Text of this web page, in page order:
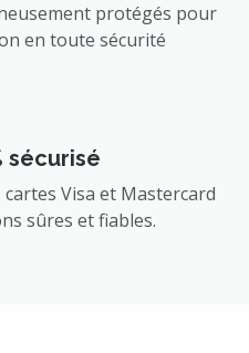
protégés pour
en toute sécurité
sécurisé
Visa et Mastercard
sûres et fiables.